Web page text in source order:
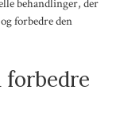
forbedre den
forbedre